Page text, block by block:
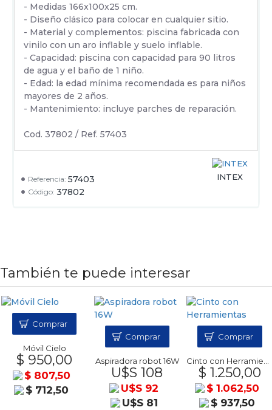
Referencia: 57403
Código: 37802
INTEX
- Medidas 166x100x25 cm.
- Diseño clásico para colocar en cualquier sitio.
- Material y complementos: piscina fabricada con
vinilo con un aro inflable y suelo inflable.
- Capacidad: piscina con capacidad para 90 litros
de agua y el baño de 1 niño.
- Edad: la edad mínima recomendada es para niños
mayores de 2 años.
- Mantenimiento: incluye parches de reparación.
Cod. 37802 / Ref. 57403
También te puede interesar
Móvil Cielo
$ 950,00
$ 807,50
$ 712,50
Comprar
Aspiradora robot 16W
U$S 108
U$S 92
U$S 81
Comprar
Cinto con Herramientas
$ 1.250,00
$ 1.062,50
$ 937,50
Comprar